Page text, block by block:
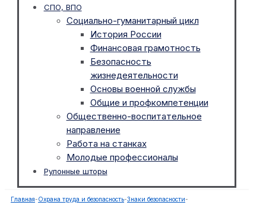
СПО, ВПО
Социально-гуманитарный цикл
История России
Финансовая грамотность
Безопасность
жизнедеятельности
Основы военной службы
Общие и профкомпетенции
Общественно-воспитательное
направление
Работа на станках
Молодые профессионалы
Рулонные шторы
Главная-Охрана труда и безопасность-Знаки безопасности-